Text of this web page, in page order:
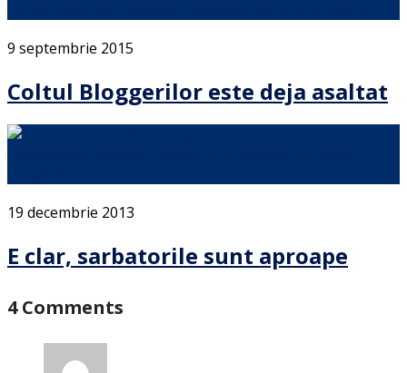
9 septembrie 2015
Coltul Bloggerilor este deja asaltat
19 decembrie 2013
E clar, sarbatorile sunt aproape
4 Comments